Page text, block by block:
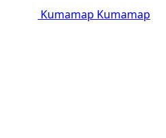
Kumamap Kumamap